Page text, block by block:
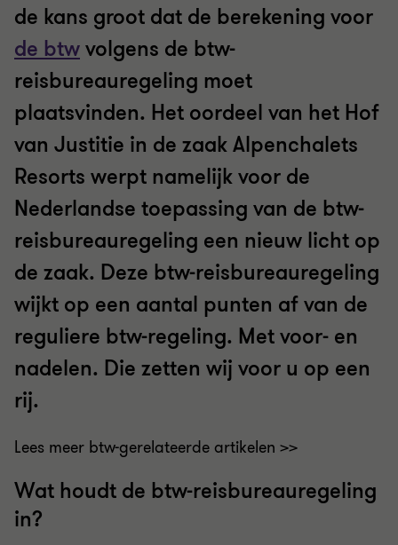
de kans groot dat de berekening voor
de btwvolgens de btw-
reisbureauregeling moet
plaatsvinden. Het oordeel van het Hof
van Justitie in de zaak Alpenchalets
Resorts werpt namelijk voor de
Nederlandse toepassing van de btw-
reisbureauregeling een nieuw licht op
de zaak. Deze btw-reisbureauregeling
wijkt op een aantal punten af van de
reguliere btw-regeling. Met voor- en
nadelen. Die zetten wij voor u op een
rij.
Lees meer btw-gerelateerde artikelen >>
Wat houdt de btw-reisbureauregeling
in?